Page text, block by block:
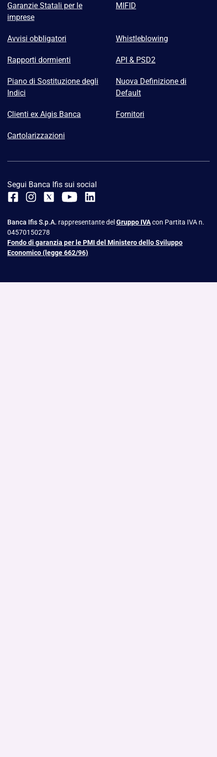
Garanzie Statali per le
imprese
MIFID
Avvisi obbligatori Whistleblowing
Rapporti dormienti API & PSD2
Piano di Sostituzione degli
Indici
Nuova Definizione di
Default
Clienti ex Aigis Banca Fornitori
Cartolarizzazioni
Segui Banca Ifis sui social
Banca Ifis S.p.A. rappresentante del Gruppo IVAcon Partita IVA n.
04570150278
Fondo di garanzia per le PMI del Ministero dello Sviluppo
Economico (legge 662/96)